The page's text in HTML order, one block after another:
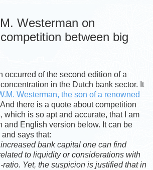
Westerman on
between big
occurred of the second edition of a
in the Dutch bank sector. It
Westerman, the son of a renowned
there is a quote about competition
which is so apt and accurate, that I am
and English version below. It can be
says that:
bank capital one can find
to liquidity or considerations with
ratio. Yet, the suspicion is justified that in